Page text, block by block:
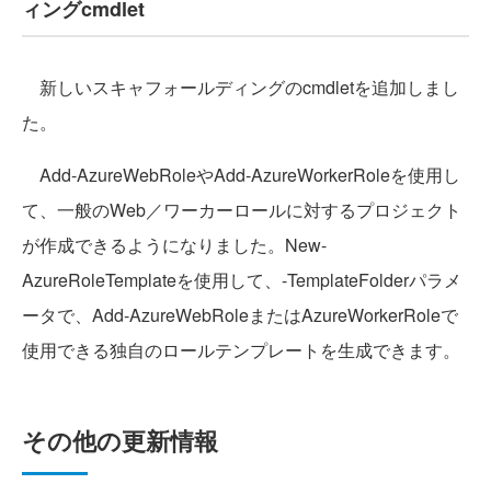
ィングcmdlet
新しいスキャフォールディングのcmdletを追加しまし
た。
Add-AzureWebRoleやAdd-AzureWorkerRoleを使用し
て、一般のWeb／ワーカーロールに対するプロジェクト
が作成できるようになりました。New-
AzureRoleTemplateを使用して、-TemplateFolderパラメ
ータで、Add-AzureWebRoleまたはAzureWorkerRoleで
使用できる独自のロールテンプレートを生成できます。
その他の更新情報